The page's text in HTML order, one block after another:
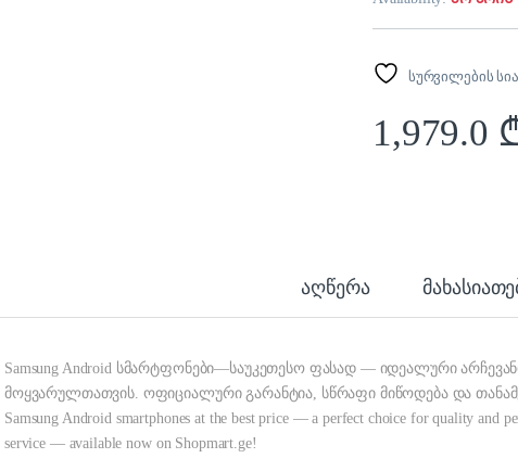
სურვილების სია
1,979.0
აღწერა
Samsung Android სმარტფონები—საუკეთესო ფასად — იდეალური
მოყვარულთათვის. ოფიციალური გარანტია, სწრაფი მიწოდება და
Samsung Android smartphones at the best price — a perfect choice for quality and
service — available now on Shopmart.ge!